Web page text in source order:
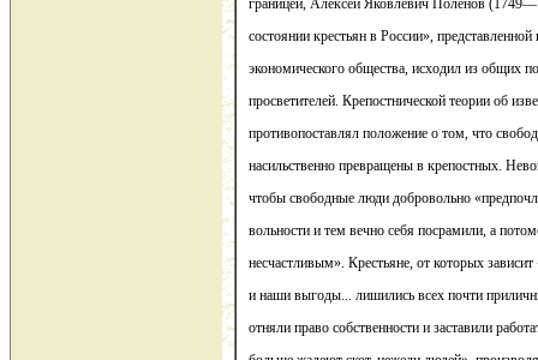
границей, Алексей Яковлевич Поленов
состоянии крестьян в России»,
экономического общества, исходил из общих
просветителей. Крепостнической теории об
противопоставлял положение о том, что
насильственно превращены в крепостных.
чтобы свободные люди добровольно
вольности и тем вечно себя посрамили, а
несчастливым». Крестьяне, от которых
и наши выгоды... лишились всех почти
отняли право собственности и заставили